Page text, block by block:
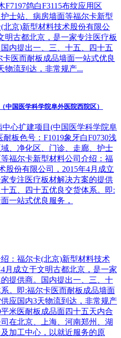
F7197鸽白F3115布纹应用区
士站、病房墙面等福尔卡新型
北京)新型材料技术股份有限公
明古都北京，是一家专注医疗板
内提出一、三、十五、四十五
医而耐板成品墙面一站式优良
物流到达，非常规产...
中国医学科学院阜外医院西院区）
心扩建项目(中国医学科学院阜
板色号：F1019象牙白F0730浅
、净化区、门诊、走廊、护士
福尔卡新型材料公司介绍：福
股份有限公司，2015年4月成立
专注医疗板材解决方案的提供
五、四十五优良交货体系。即:
一站式优良服务，
：福尔卡(北京)新型材料技术
月成立于文明古都北京，是一家
提供商。国内提出一、三、十
。即:福尔卡医而耐板成品墙面
应国内3天物流到达，非常规产
米医耐板成品面四十五天内合
在北京、上海、河南郑州、湖
加工中心，以就近服务的原